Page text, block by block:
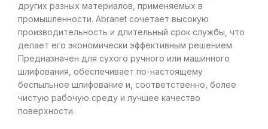
других разных материалов, применяемых в
промышленности. Abranet сочетает высокую
производительность и длительный срок службы, что
делает его экономически эффективным решением.
Предназначен для сухого ручного или машинного
шлифования, обеспечивает по-настоящему
беспыльное шлифование и, соответственно, более
чистую рабочую среду и лучшее качество
поверхности.